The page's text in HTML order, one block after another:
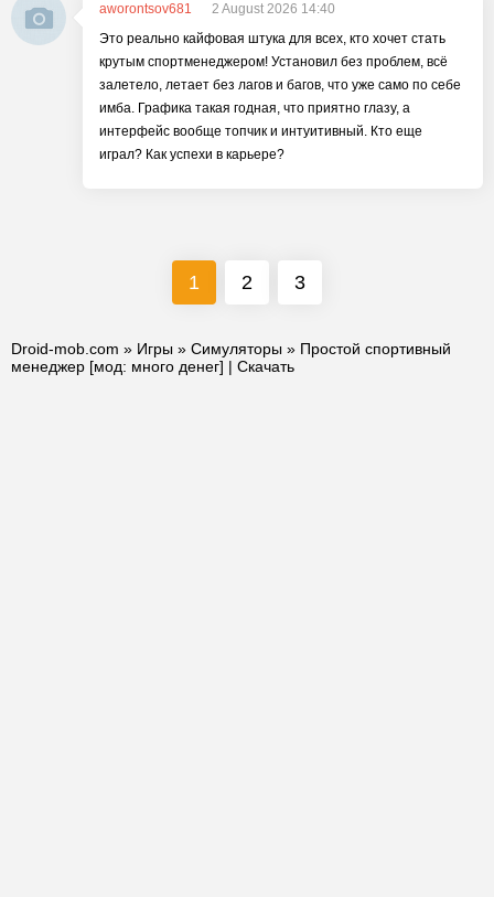
aworontsov681
2 August 2026 14:40
Это реально кайфовая штука для всех, кто хочет стать
крутым спортменеджером! Установил без проблем, всё
залетело, летает без лагов и багов, что уже само по себе
имба. Графика такая годная, что приятно глазу, а
интерфейс вообще топчик и интуитивный. Кто еще
играл? Как успехи в карьере?
1 2 3
Droid-mob.com » Игры » Симуляторы » Простой спортивный
менеджер [мод: много денег] | Скачать